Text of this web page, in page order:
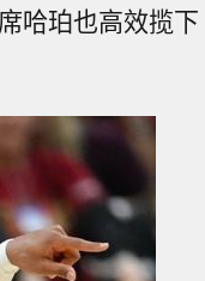
哈珀也高效揽下